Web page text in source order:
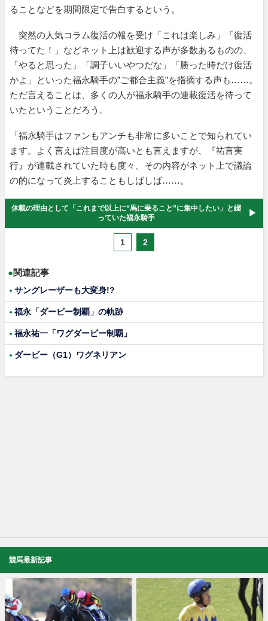
ることなどを期間限定で告白するという。
突然の人気コラム復活の報を受け「これは楽しみ」「復活
待ってた！」などネット上は歓迎する声が多数あるものの、
「やると思った」「調子いいやつだな」「勝った時だけ復活
かよ」といった福永騎手の”ご都合主義”を指摘する声も……。
ただ言えることは、多くの人が福永騎手の連載復活を待って
いたということだろう。
「福永騎手はファンもアンチも非常に多いことで知られてい
ます。よく言えば注目度が高いとも言えますが、『祐言実
行』が連載されていた時も度々、その内容がネット上で議論
の的になって炎上することもしばしば……。
休載の理由として「これまで以上に“馬に乗ること”に集中したい」と綴
っていた福永騎手
1 2
●関連記事
サングレーザーも大変身!?
福永「ダービー制覇」の軌跡
福永祐一「ワグダービー制覇」
ダービー（G1）ワグネリアン
競馬最新記事